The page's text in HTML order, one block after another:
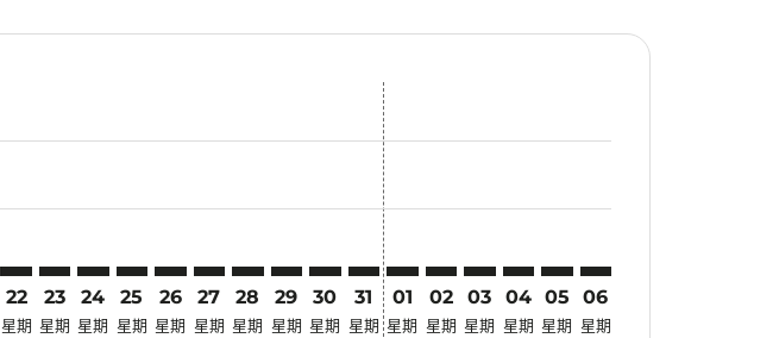
CRK–ATQ: cmp-view-offers-disclaimer. 寻找优惠
22
星期
CRK–ATQ: cmp-view-offers-disclaimer. 寻找优惠
23
星期
CRK–ATQ: cmp-view-offers-disclaimer. 寻找优惠
24
星期
CRK–ATQ: cmp-view-offers-disclaimer. 寻找优惠
25
星期
CRK–ATQ: cmp-view-offers-disclaimer. 寻找优惠
26
星期
CRK–ATQ: cmp-view-offers-disclaimer. 寻找优惠
27
星期
CRK–ATQ: cmp-view-offers-disclaimer. 寻找优惠
28
星期
CRK–ATQ: cmp-view-offers-disclaimer. 寻找优惠
29
星期
CRK–ATQ: cmp-view-offers-disclaimer. 寻找优惠
30
星期
CRK–ATQ: cmp-view-offers-disclaimer. 寻找优惠
31
星期
01
星期
02
星期
03
星期
04
星期
05
星期
06
星期